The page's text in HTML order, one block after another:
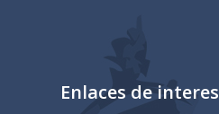
Enlaces de interes